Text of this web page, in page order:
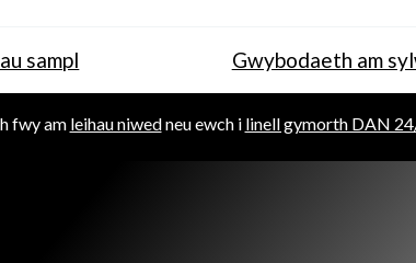
sampl Gwybodaeth am
fwy am leihau niwedneu ewch i linell gymorth DAN